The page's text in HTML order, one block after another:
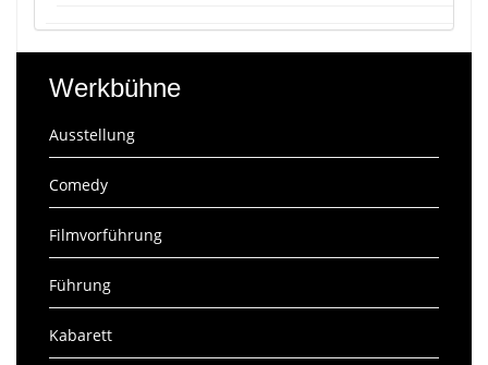
Werkbühne
Ausstellung
Comedy
Filmvorführung
Führung
Kabarett